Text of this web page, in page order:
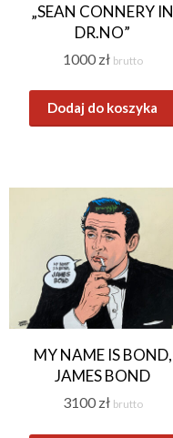
„SEAN CONNERY IN
DR.NO”
1000 zł brutto
Dodaj do koszyka
MY NAME IS BOND,
JAMES BOND
3100 zł brutto